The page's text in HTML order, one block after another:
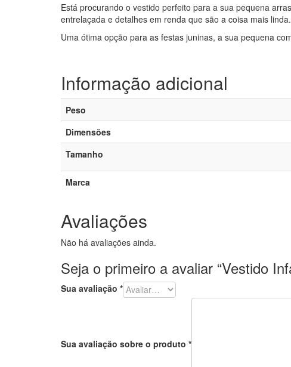
Está procurando o vestido perfeito para a sua pequena
entrelaçada e detalhes em renda que são a coisa mais linda.
Uma ótima opção para as festas juninas, a sua pequena
Informação adicional
Peso
Dimensões
Tamanho
Marca
Avaliações
Não há avaliações ainda.
Seja o primeiro a avaliar “Vestido
Sua avaliação *
Sua avaliação sobre o produto *